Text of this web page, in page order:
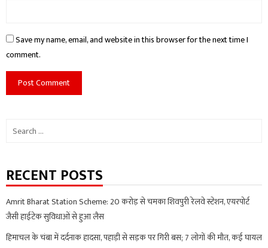
Save my name, email, and website in this browser for the next time I
comment.
Search
RECENT POSTS
Amrit Bharat Station Scheme: 20 करोड़ से चमका शिवपुरी रेलवे स्टेशन, एयरपोर्ट
जैसी हाईटेक सुविधाओं से हुआ लैस
हिमाचल के चंबा में दर्दनाक हादसा, पहाड़ी से सड़क पर गिरी बस; 7 लोगों की मौत, कई घायल